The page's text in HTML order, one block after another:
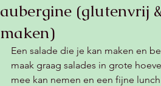
aubergine (glutenvrij
maken)
Een salade die je kan maken en
maak graag salades in grote
mee kan nemen en een fijne